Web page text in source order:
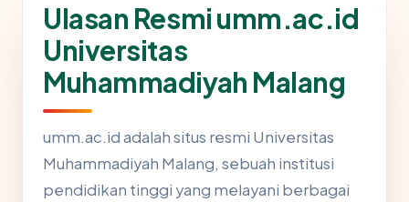
Ulasan Resmi umm.ac.id
Universitas
Muhammadiyah Malang
umm.ac.id adalah situs resmi Universitas
Muhammadiyah Malang, sebuah institusi
pendidikan tinggi yang melayani berbagai